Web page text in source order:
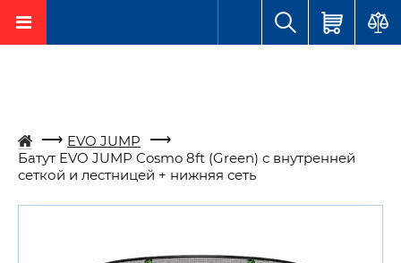
EVO JUMP
Батут EVO JUMP Cosmo 8ft (Green) с внутренней
сеткой и лестницей + нижняя сеть